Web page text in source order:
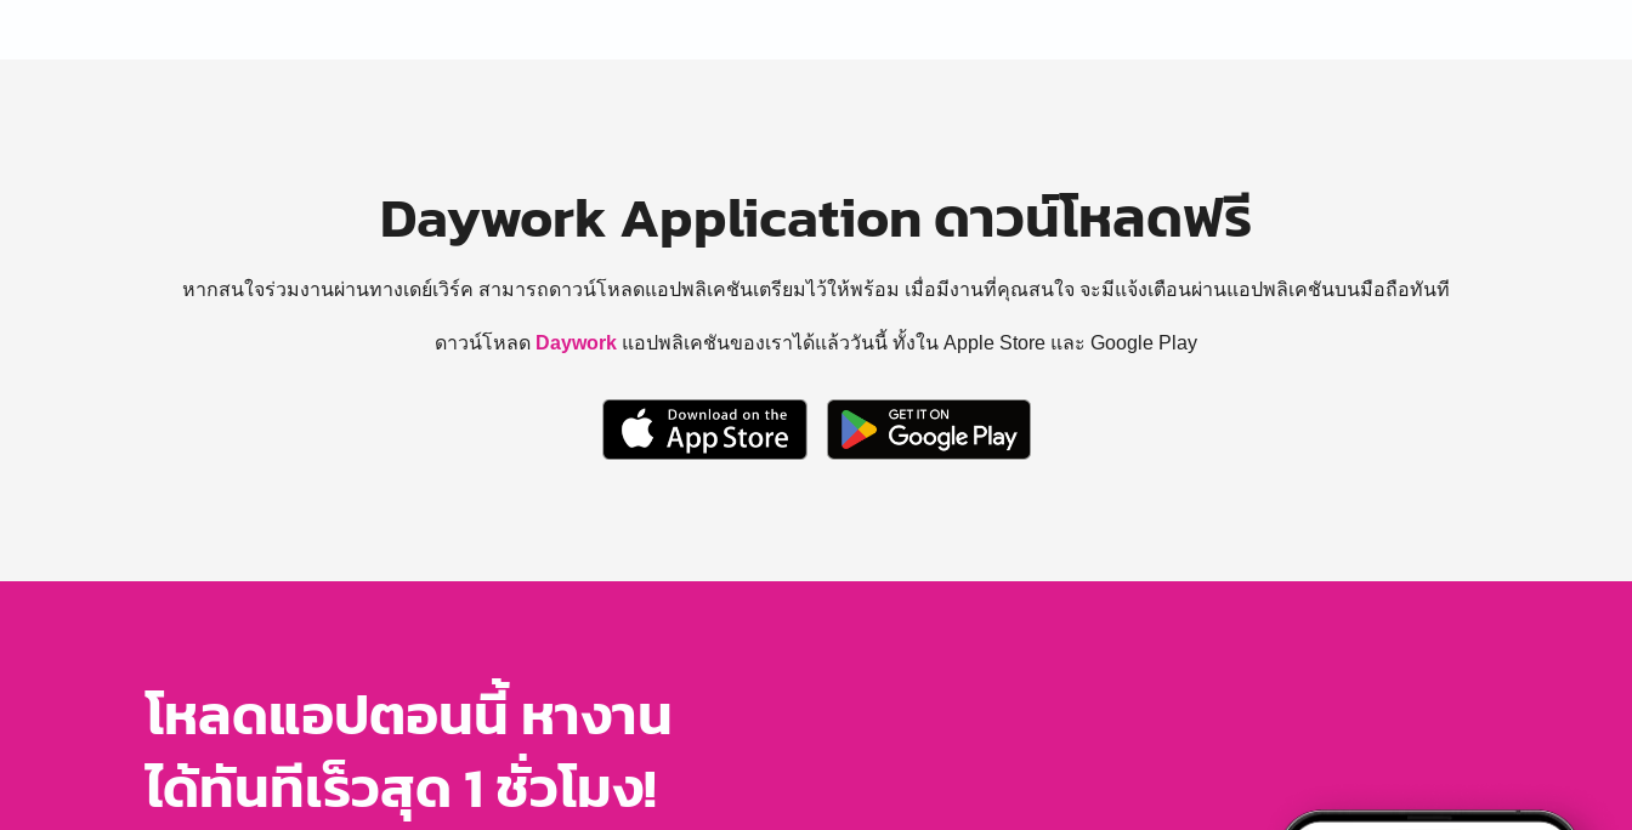
Daywork Application ดาวน์โหลดฟรี
หากสนใจร่วมงานผ่านทางเดย์เวิร์ค สามารถดาวน์โหลดแอปพลิเคชันเตรียมไว้ให้พร้อม เมื่อมีงานที่คุณสนใจ จะมีแจ้งเตือนผ่านแอปพลิเคชันบนมือถือทันที
ดาวน์โหลด Daywork แอปพลิเคชันของเราได้แล้ววันนี้ ทั้งใน Apple Store และ Google Play
โหลดแอปตอนนี้ หางาน
ได้ทันทีเร็วสุด 1 ชั่วโมง!